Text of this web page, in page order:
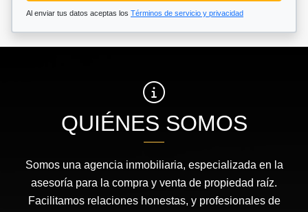
Al enviar tus datos aceptas los Términos de servicio y privacidad
QUIÉNES SOMOS
Somos una agencia inmobiliaria, especializada en la
asesoría para la compra y venta de propiedad raíz.
Facilitamos relaciones honestas, y profesionales de